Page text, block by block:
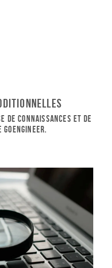
de connaissances et de